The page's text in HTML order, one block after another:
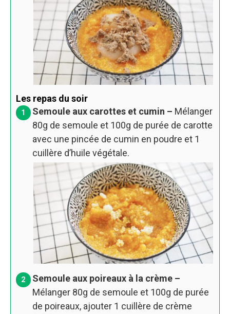
Les repas du soir
Semoule aux carottes et cumin – Mélanger
80g de semoule et 100g de purée de carotte
avec une pincée de cumin en poudre et 1
cuillère d’huile végétale.
Semoule aux poireaux à la crème –
Mélanger 80g de semoule et 100g de purée
de poireaux, ajouter 1 cuillère de crème